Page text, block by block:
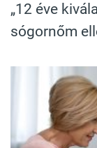
„12 éve
sógornőm